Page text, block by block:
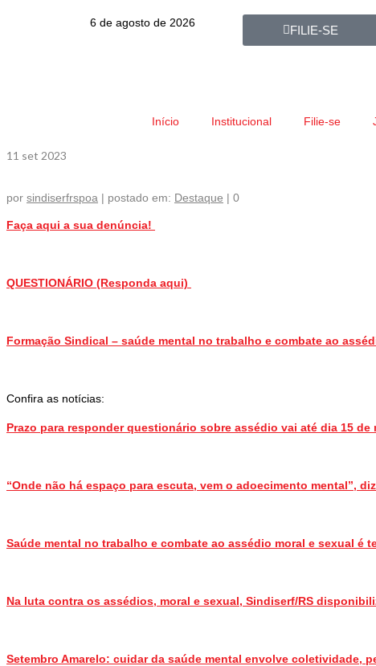
6 de agosto de 2026
FILIE-SE
Início Institucional Filie-se
11 set 2023
por sindiserfrspoa | postado em: Destaque | 0
Faça aqui a sua denúncia!
QUESTIONÁRIO (Responda aqui)
Formação Sindical – saúde mental no trabalho e combate ao
Confira as notícias:
Prazo para responder questionário sobre assédio vai até dia 15 de
“Onde não há espaço para escuta, vem o adoecimento mental”,
Saúde mental no trabalho e combate ao assédio moral e sexual é
Na luta contra os assédios, moral e sexual, Sindiserf/RS
Setembro Amarelo: cuidar da saúde mental envolve coletividade,